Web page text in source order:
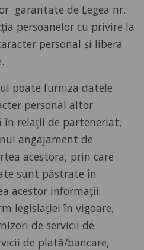
garantate de Legea nr.
persoanelor cu privire la
personal și libera
poate furniza datele
personal altor
în relații de parteneriat,
angajament de
acestora, prin care
sunt păstrate în
acestor informații
legislației în vigoare,
de servicii de
de plată/bancare,